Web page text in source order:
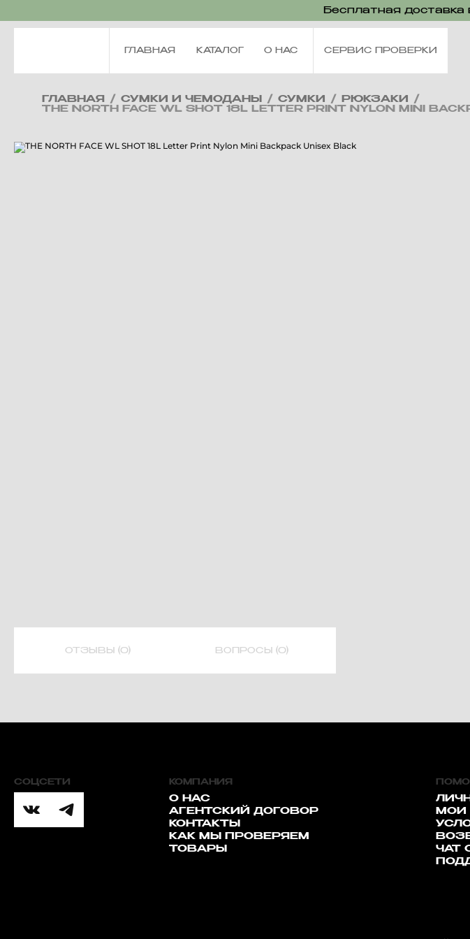
Бесплатная доставка
ГЛАВНАЯ КАТАЛОГ О НАС СЕРВИС ПРОВЕРКИ
ГЛАВНАЯ / СУМКИ И ЧЕМОДАНЫ / СУМКИ / РЮКЗАКИ
/
THE NORTH FACE WL SHOT 18L LETTER PRINT NYLON MINI
ОТЗЫВЫ (0) ВОПРОСЫ (0)
СОЦСЕТИ КОМПАНИЯ
О НАС
АГЕНТСКИЙ ДОГОВОР
КОНТАКТЫ
КАК МЫ ПРОВЕРЯЕМ
ТОВАРЫ
МОИ
ЧАТ